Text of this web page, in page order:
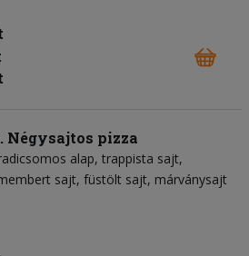
Négysajtos pizza
alap trappista sajt
sajt füstölt sajt márványsajt